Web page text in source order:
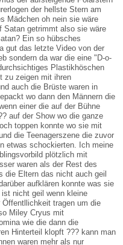
der hellste Stern am
Mädchen oh nein sie wäre
Satan getrimmt also sie wäre
Ein so hübsches
gut das letzte Video von der
sondern da war die eine "D-o-
Plastikhöschen
zu zeigen mit ihren
auch die Brüste waren in
wo dann den Männern die
einer die auf der Bühne
auf der Show wo die ganze
toppen konnte wo sie mit
die Teenagerszene die zuvor
etwas schockierten. Ich meine
plötzlich mit
waren als der Rest des
die Eltern das nicht auch geil
aufklären konnte was sie
nicht geil wenn kleine
tragen um die
Miley Cryus mit
wie die dann die
Hinterteil klopft ??? kann man
waren mehr als nur